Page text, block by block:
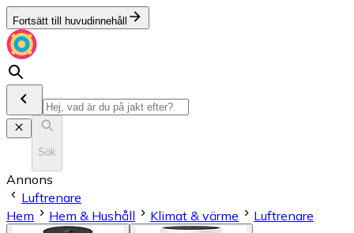
Fortsätt till huvudinnehåll
Sök
Annons
Luftrenare
Hem
Hem & Hushåll Klimat & värme Luftrenare